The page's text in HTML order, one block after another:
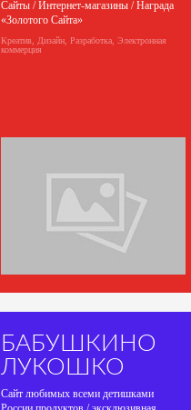
Сайты / Интернет-магазины / Награда
«Золотого Сайта»
Креатив, Дизайн, Разработка, Электронная
коммерция
БАБУШКИНО
ЛУКОШКО
Сайт любимых всеми детишками